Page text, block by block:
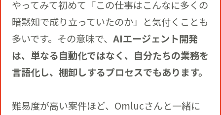
やってみて初めて「この仕事はこんなに多くの
暗黙知で成り立っていたのか」と気付くことも
多いです。その意味で、 AIエージェント開発
は、単なる自動化ではなく、自分たちの業務を
言語化し、棚卸しするプロセスでもあります。
難易度が高い案件ほど、Omlucさんと一緒に